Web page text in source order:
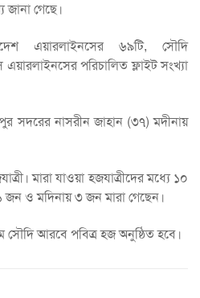
জানা গেছে।
এয়ারলাইনসের ৬৯টি, সৌদি
পরিচালিত ফ্লাইট সংখ্যা
সদরের নাসরীন জাহান (৩৭) মদীনায়
মারা যাওয়া হজযাত্রীদের মধ্যে ১০
ও মদিনায় ৩ জন মারা গেছেন।
সৌদি আরবে পবিত্র হজ অনুষ্ঠিত হবে।